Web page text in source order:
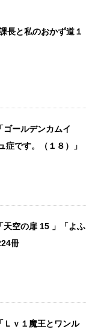
長と私のおかず道１
ールデンカムイ
症です。（１８）」
空の扉 15 」「よふ
冊
ｖ１魔王とワンル